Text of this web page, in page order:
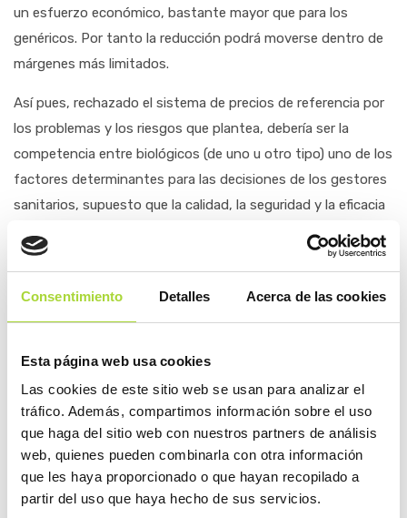
Consentimiento Detalles Acerca de las cookies
Esta página web usa cookies
Las cookies de este sitio web se usan para analizar el
tráfico. Además, compartimos información sobre el uso
que haga del sitio web con nuestros partners de análisis
web, quienes pueden combinarla con otra información
que les haya proporcionado o que hayan recopilado a
partir del uso que haya hecho de sus servicios.
un esfuerzo económico, bastante mayor que para los
genéricos. Por tanto la reducción podrá moverse dentro de
márgenes más limitados.
Así pues, rechazado el sistema de precios de referencia por
los problemas y los riesgos que plantea, debería ser la
competencia entre biológicos (de uno u otro tipo) uno de los
factores determinantes para las decisio­nes de los gestores
sanitarios, supuesto que la calidad, la seguridad y la eficacia
de los biosimilares está garantizada a través de un riguroso
procedimiento centralizado ante la
agencia Europea del
Práctica clínica
Pero más allá de precios y costes, desde la perspectiva de la
práctica clínica,lo funda­mental es contar con reglas
específicas para el uso de los medicamentos biológicos
y biosimilares por el médico prescriptor.
Hace falta un régimen jurídico que excluya de plano la
sustitución (automática) por ra­zón del precio, de un